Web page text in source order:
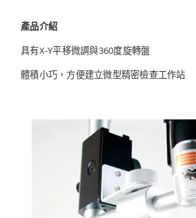
產品介紹
具有X-Y平移微調與360度旋轉盤
體積小巧，方便建立微型精密檢查工作站